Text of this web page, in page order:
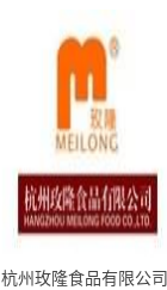
杭州玫隆食品有限公司